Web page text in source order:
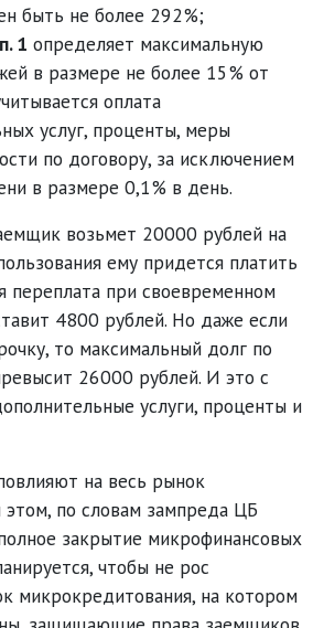
быть не более 292%;
1 определяет максимальную
в размере не более 15% от
оплата
услуг, проценты, меры
по договору, за исключением
в размере 0,1% в день.
возьмет 20000 рублей на
ему придется платить
переплата при своевременном
4800 рублей. Но даже если
то максимальный долг по
26000 рублей. И это с
услуги, проценты и
на весь рынок
по словам зампреда ЦБ
закрытие микрофинансовых
чтобы не рос
микрокредитования, на котором